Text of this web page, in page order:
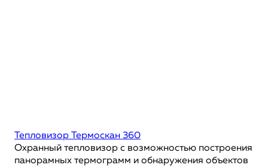
Тепловизор Термоскан 360
Охранный тепловизор с возможностью построения
панорамных термограмм и обнаружения объектов